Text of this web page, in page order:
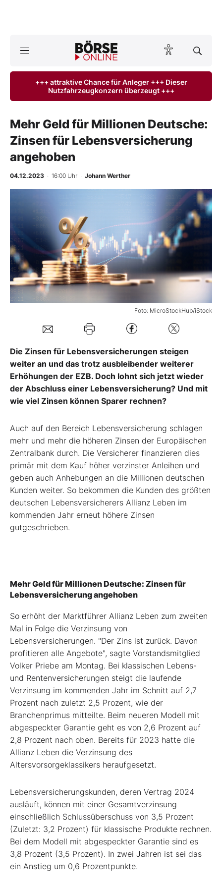
Anlageprodukte
Finanz-Check
Abo & Shop
BO-Musterdepots
Experten
Mein B:O
Mein Konto
Folgen Sie uns
+++ attraktive Chance für Anleger +++ Dieser
Nutzfahrzeugkonzern überzeugt +++
Mehr Geld für Millionen Deutsche:
Zinsen für Lebensversicherung
angehoben
04.12.2023 · 16:00 Uhr · Johann Werther
Foto: MicroStockHub/iStock
Die Zinsen für Lebensversicherungen steigen
weiter an und das trotz ausbleibender weiterer
Erhöhungen der EZB. Doch lohnt sich jetzt wieder
der Abschluss einer Lebensversicherung? Und mit
wie viel Zinsen können Sparer rechnen?
Auch auf den Bereich Lebensversicherung schlagen
mehr und mehr die höheren Zinsen der Europäischen
Zentralbank durch. Die Versicherer finanzieren dies
primär mit dem Kauf höher verzinster Anleihen und
geben auch Anhebungen an die Millionen deutschen
Kunden weiter. So bekommen die Kunden des größten
deutschen Lebensversicherers Allianz Leben im
kommenden Jahr erneut höhere Zinsen
gutgeschrieben.
Mehr Geld für Millionen Deutsche: Zinsen für
Lebensversicherung angehoben
So erhöht der Marktführer Allianz Leben zum zweiten
Mal in Folge die Verzinsung von
Lebensversicherungen. "Der Zins ist zurück. Davon
profitieren alle Angebote", sagte Vorstandsmitglied
Volker Priebe am Montag. Bei klassischen Lebens-
und Rentenversicherungen steigt die laufende
Verzinsung im kommenden Jahr im Schnitt auf 2,7
Prozent nach zuletzt 2,5 Prozent, wie der
Branchenprimus mitteilte. Beim neueren Modell mit
abgespeckter Garantie geht es von 2,6 Prozent auf
2,8 Prozent nach oben. Bereits für 2023 hatte die
Allianz Leben die Verzinsung des
Altersvorsorgeklassikers heraufgesetzt.
Lebensversicherungskunden, deren Vertrag 2024
ausläuft, können mit einer Gesamtverzinsung
einschließlich Schlussüberschuss von 3,5 Prozent
(Zuletzt: 3,2 Prozent) für klassische Produkte rechnen.
Bei dem Modell mit abgespeckter Garantie sind es
3,8 Prozent (3,5 Prozent). In zwei Jahren ist sei das
ein Anstieg um 0,6 Prozentpunkte.